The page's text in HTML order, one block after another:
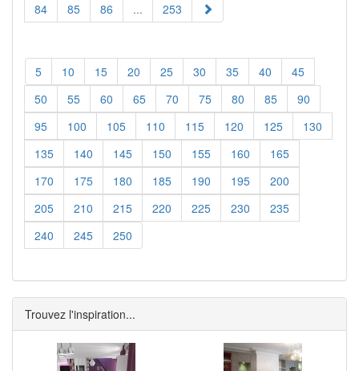
84
85 86 ... 253
5 10 15 20 25 30 35 40
45
50
55 60 65 70 75 80 85
90
95
100 105 110 115 120 125
130
135
140 145 150 155 160
165
170
175 180 185 190 195
200
205
210 215 220 225 230
235
240
245 250
Trouvez l'inspiration...